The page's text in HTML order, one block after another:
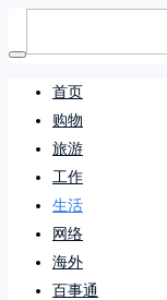
首页
购物
旅游
工作
生活
网络
海外
百事通